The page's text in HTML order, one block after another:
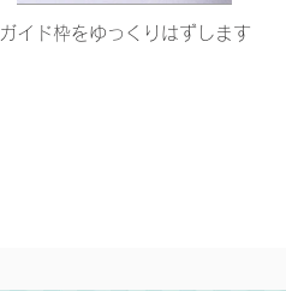
ガイド枠をゆっくりはずします